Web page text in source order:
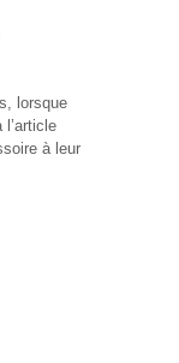
lorsque
l’article
à leur